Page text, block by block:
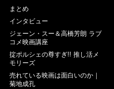
まとめ
インタビュー
ジェーン・スー＆高橋芳朗 ラブ
コメ映画講座
掟ポルシェの尊すぎ!! 推し活メ
モリーズ
売れている映画は面白いのか｜
菊地成孔